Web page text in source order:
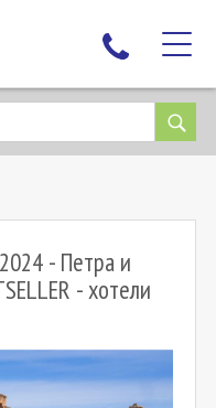
- Петра и
- хотели